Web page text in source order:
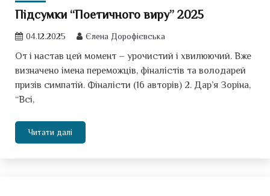
Підсумки “Поетичного виру” 2025
04.12.2025 Єлена Дорофієвська
От і настав цей момент – урочистий і хвилюючий. Вже
визначено імена переможців, фіналістів та володарей
призів симпатій. Фіналісти (16 авторів) 2. Дар’я Зоріна,
“Всі,
Читати далі